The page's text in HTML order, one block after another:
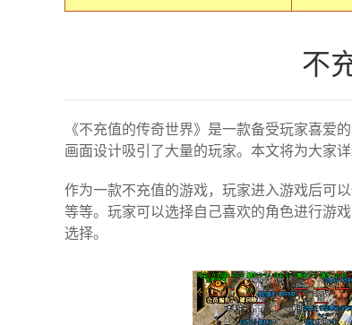
不
《不充值的传奇世界》是一款备受玩家喜爱
画面设计吸引了大量的玩家。本文将为大家
作为一款不充值的游戏，玩家进入游戏后可
等等。玩家可以选择自己喜欢的角色进行游
选择。